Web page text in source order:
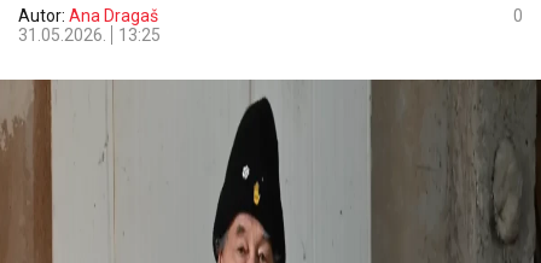
Autor: Ana Dragaš
31.05.2026.
13:25
0